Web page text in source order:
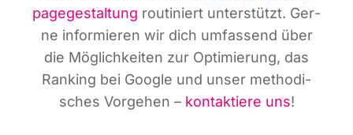
page­ge­stal­tung rou­ti­niert unter­stützt. Ger­
ne infor­mie­ren wir dich umfas­send über
die Mög­lich­kei­ten zur Opti­mie­rung, das
Ran­king bei Goog­le und unser metho­di­
sches Vor­ge­hen – kon­tak­tie­re uns!